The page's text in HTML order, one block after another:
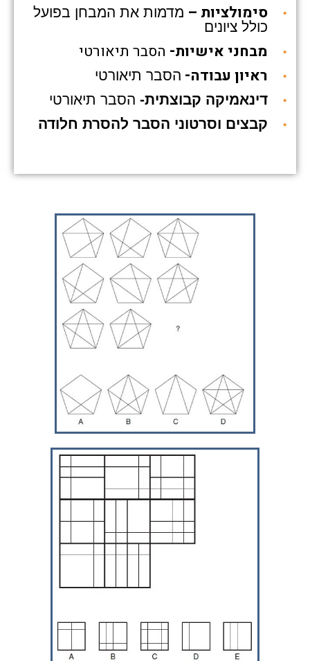
סימולציות – מדמות את המבחן בפועל
כולל ציונים
מבחני אישיות- הסבר תיאורטי
ראיון עבודה- הסבר תיאורטי
דינאמיקה קבוצתית- הסבר תיאורטי
קבצים וסרטוני הסבר להסרת חלודה